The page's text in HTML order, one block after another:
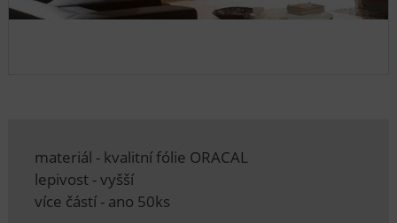
materiál - kvalitní fólie ORACAL
lepivost - vyšší
více částí - ano 50ks